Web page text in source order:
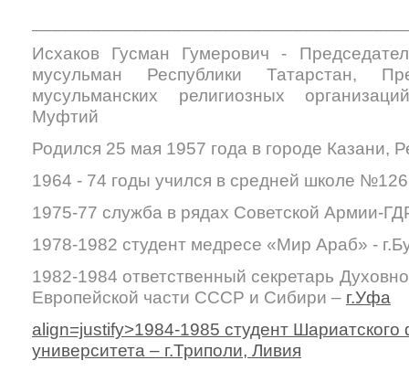
Исхаков Гусман Гумерович -
мусульман Республики Татарстан,
мусульманских религиозных
Муфтий
Родился 25 мая 1957 года в городе Казани,
1964 - 74 годы учился в средней школе №126
1975-77 служба в рядах Советской Армии-
1978-1982 студент медресе «Мир Араб» -
1982-1984 ответственный секретарь
Европейской части СССР и Сибири – г.Уфа
align=justify>1984-1985 студент Шариатского
университета – г.Триполи, Ливия